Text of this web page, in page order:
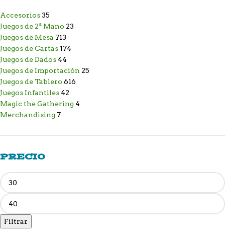
Accesorios35
Juegos de 2ª Mano 23
Juegos de Mesa 713
Juegos de Cartas 174
Juegos de Dados 44
Juegos de Importación 25
Juegos de Tablero 616
Juegos Infantiles 42
Magic the Gathering 4
Merchandising 7
PRECIO
Filtrar